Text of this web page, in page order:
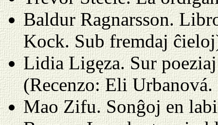
Baldur Ragnarsson.
Kock. Sub fremdaj
Lidia Ligęza. Sur
(Recenzo: Eli
Mao Zifu. Sonĝoj en